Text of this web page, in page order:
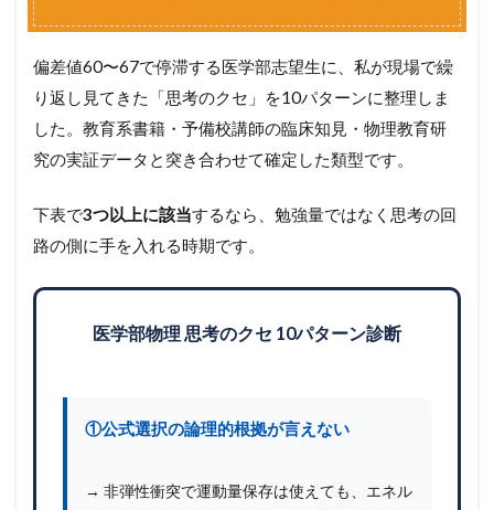
偏差値60〜67で停滞する医学部志望生に、私が現場で繰
り返し見てきた「思考のクセ」を10パターンに整理しま
した。教育系書籍・予備校講師の臨床知見・物理教育研
究の実証データと突き合わせて確定した類型です。
下表で3つ以上に該当するなら、勉強量ではなく思考の回
路の側に手を入れる時期です。
医学部物理 思考のクセ 10パターン診断
①公式選択の論理的根拠が言えない
→ 非弾性衝突で運動量保存は使えても、エネル